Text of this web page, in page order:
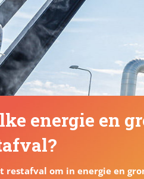
energie en
restafval om in energie en